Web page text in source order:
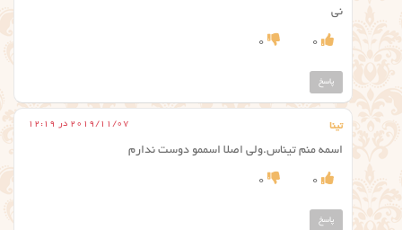
نی
0
0
پاسخ
تینا 2019/11/07 در 12:19
اسمه منم تیناس.ولی اصلا اسممو دوست ندارم
0
0
پاسخ